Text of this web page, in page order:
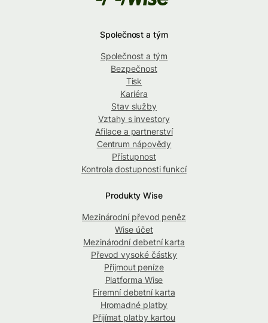
Společnost a tým
Společnost a tým
Bezpečnost
Tisk
Kariéra
Stav služby
Vztahy s investory
Afilace a partnerství
Centrum nápovědy
Přístupnost
Kontrola dostupnosti funkcí
Produkty Wise
Mezinárodní převod peněz
Wise účet
Mezinárodní debetní karta
Převod vysoké částky
Přijmout peníze
Platforma Wise
Firemní debetní karta
Hromadné platby
Přijímat platby kartou